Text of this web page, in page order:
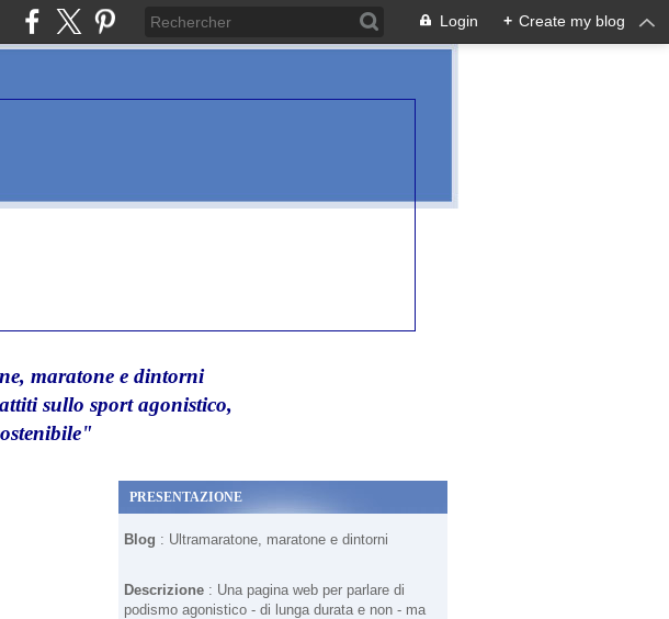
Login + Create my blog
maratone e dintorni
sullo sport agonistico,
PRESENTAZIONE
Blog : Ultramaratone, maratone e dintorni
Descrizione : Una pagina web per parlare di
podismo agonistico - di lunga durata e non - ma